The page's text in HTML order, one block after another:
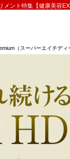
メント特集【健康美容
（スーパーエイチディ